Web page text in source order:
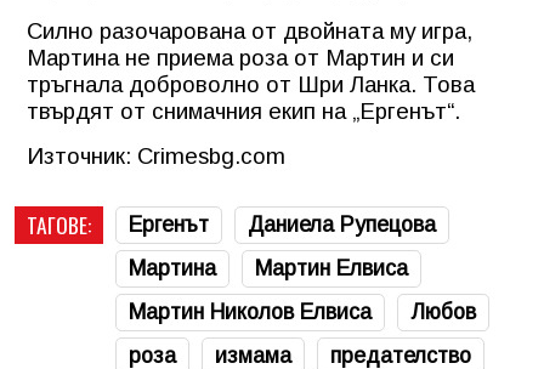
Силно разочарована от двойната му игра,
Мартина не приема роза от Мартин и си
тръгнала доброволно от Шри Ланка. Това
твърдят от снимачния екип на „Ергенът“.
Източник: Crimesbg.com
ТАГОВЕ: Ергенът
Даниела Рупецова
Мартина
Мартин Елвиса
Мартин Николов Елвиса
Любов
роза
измама предателство